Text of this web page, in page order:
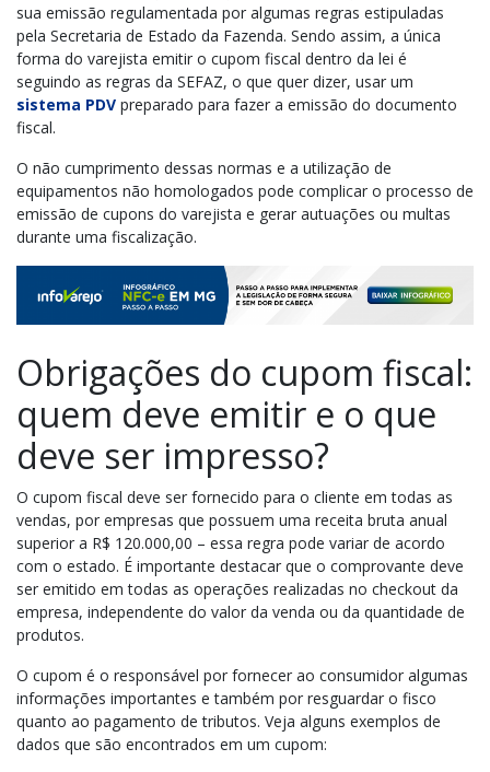
sua emissão regulamentada por algumas regras estipuladas
pela Secretaria de Estado da Fazenda. Sendo assim, a única
forma do varejista emitir o cupom fiscal dentro da lei é
seguindo as regras da SEFAZ, o que quer dizer, usar um
sistema PDV preparado para fazer a emissão do documento
fiscal.
O não cumprimento dessas normas e a utilização de
equipamentos não homologados pode complicar o processo de
emissão de cupons do varejista e gerar autuações ou multas
durante uma fiscalização.
Obrigações do cupom fiscal:
quem deve emitir e o que
deve ser impresso?
O cupom fiscal deve ser fornecido para o cliente em todas as
vendas, por empresas que possuem uma receita bruta anual
superior a R$ 120.000,00 – essa regra pode variar de acordo
com o estado. É importante destacar que o comprovante deve
ser emitido em todas as operações realizadas no checkout da
empresa, independente do valor da venda ou da quantidade de
produtos.
O cupom é o responsável por fornecer ao consumidor algumas
informações importantes e também por resguardar o fisco
quanto ao pagamento de tributos. Veja alguns exemplos de
dados que são encontrados em um cupom: